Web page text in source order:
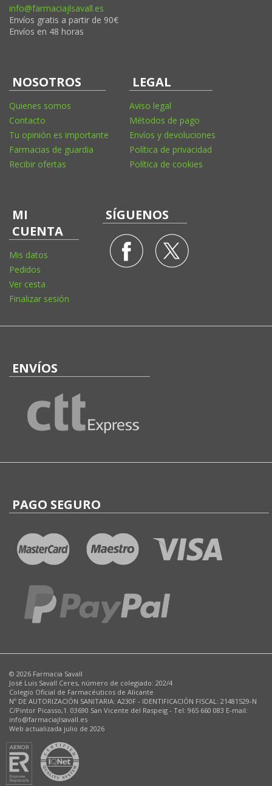
info@farmaciajlsavall.es
Envíos gratis a partir de 90€
Envíos en 48 horas
NOSOTROS
Quienes somos
Contacto
Tu opinión es importante
Farmacias de guardia
Recibir ofertas
LEGAL
Aviso legal
Métodos de pago
Envíos y devoluciones
Política de privacidad
Política de cookies
MI
CUENTA
Mis datos
Pedidos
Ver cesta
Finalizar sesión
SÍGUENOS
ENVÍOS
PAGO SEGURO
© 2026 Farmacia Savall
José Luis Savall Ceres, número de colegiado: 202/4
Colegio Oficial de Farmacéuticos de Alicante
Nº DE AUTORIZACIÓN SANITARIA: A230F - IDENTIFICACIÓN FISCAL: 21481529-N
C/Pintor Picasso,1. 03690 San Vicente del Raspeig - Tel: 965 660 083 E-mail:
info@farmaciajlsavall.es
Web actualizada julio de 2026